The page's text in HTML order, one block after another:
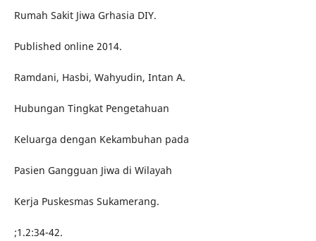
Rumah Sakit Jiwa Grhasia DIY.
Published online 2014.
Ramdani, Hasbi, Wahyudin, Intan A.
Hubungan Tingkat Pengetahuan
Keluarga dengan Kekambuhan pada
Pasien Gangguan Jiwa di Wilayah
Kerja Puskesmas Sukamerang.
;1.2:34-42.